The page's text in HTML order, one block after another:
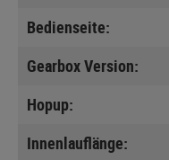
Bedienseite:
Gearbox Version:
Hopup:
Innenlauflänge: